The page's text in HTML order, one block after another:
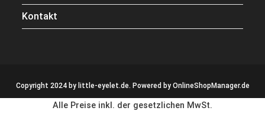
Kontakt
Copyright 2024 by little-eyelet.de. Powered by OnlineShopManager.de
Alle Preise inkl. der gesetzlichen MwSt.